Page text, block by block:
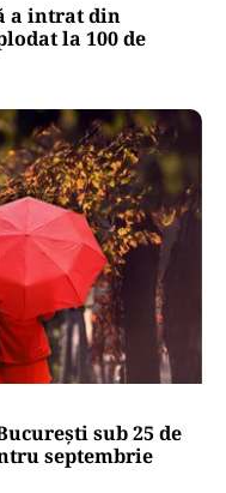
a intrat din
la 100 de
sub 25 de
septembrie